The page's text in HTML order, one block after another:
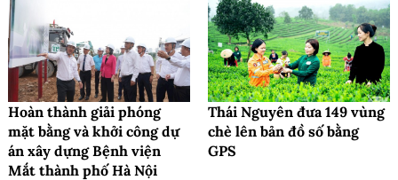
Hoàn thành giải phóng
mặt bằng và khởi công dự
án xây dựng Bệnh viện
Mắt thành phố Hà Nội
Thái Nguyên đưa 149 vùng
chè lên bản đồ số bằng
GPS